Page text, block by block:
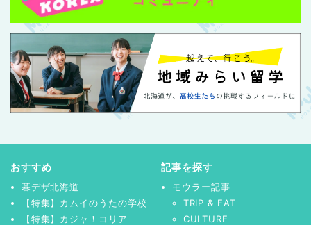
おすすめ
暮デザ北海道
【特集】カムイのうたの学校
【特集】カジャ！コリア
記事を探す
モウラー記事
TRIP & EAT
CULTURE